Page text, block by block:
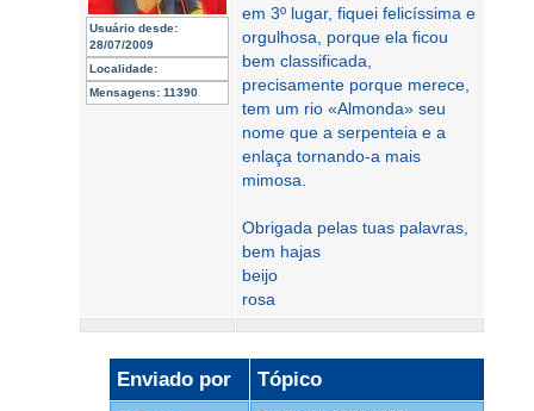
Usuário desde:
28/07/2009
Localidade:
Mensagens: 11390
em 3º lugar, fiquei felicíssima e
orgulhosa, porque ela ficou
bem classificada,
precisamente porque merece,
tem um rio «Almonda» seu
nome que a serpenteia e a
enlaça tornando-a mais
mimosa.
Obrigada pelas tuas palavras,
bem hajas
beijo
rosa
Enviado por Tópico